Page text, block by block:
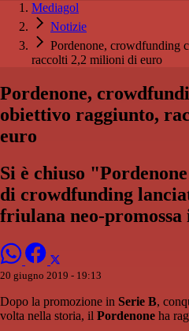
Mediagol
Notizie
Pordenone, crowdfunding
raccolti 2,2 milioni di euro
Pordenone,
obiettivo raggiunto,
euro
Si è chiuso
di crowdfunding
friulana neo-promossa
20 giugno 2019 - 19:13
Dopo la promozione in Serie B,
volta nella storia, il Pordenone ha